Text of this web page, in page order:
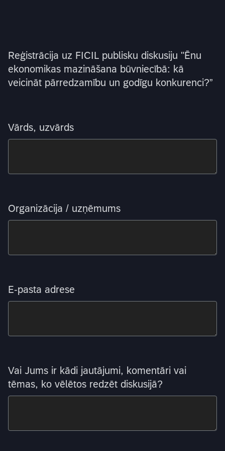
Reģistrācija uz FICIL publisku diskusiju "Ēnu
ekonomikas mazināšana būvniecībā: kā
veicināt pārredzamību un godīgu konkurenci?”
Vārds, uzvārds
Organizācija / uzņēmums
E-pasta adrese
Vai Jums ir kādi jautājumi, komentāri vai
tēmas, ko vēlētos redzēt diskusijā?